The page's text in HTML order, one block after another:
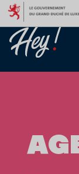
Skip to content